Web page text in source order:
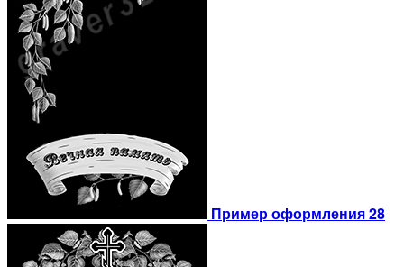
Пример оформления 28